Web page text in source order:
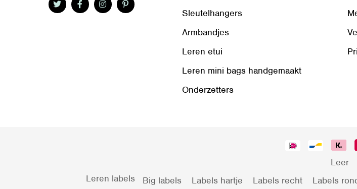
Sleutelhangers
Armbandjes
Leren etui
Leren mini bags handgemaakt
Onderzetters
Leer
Leren labels
Big labels Labels hartje Labels recht Labels